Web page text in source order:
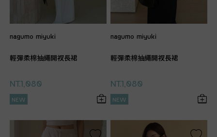
nagumo miyuki
輕彈柔棉抽繩開衩長裙
NT.1,080
NEW
nagumo miyuki
輕彈柔棉抽繩開衩長裙
NT.1,080
NEW